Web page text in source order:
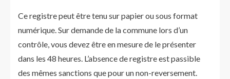
Ce registre peut être tenu sur papier ou sous format
numérique. Sur demande de la commune lors d’un
contrôle, vous devez être en mesure de le présenter
dans les 48 heures. L’absence de registre est passible
des mêmes sanctions que pour un non-reversement.